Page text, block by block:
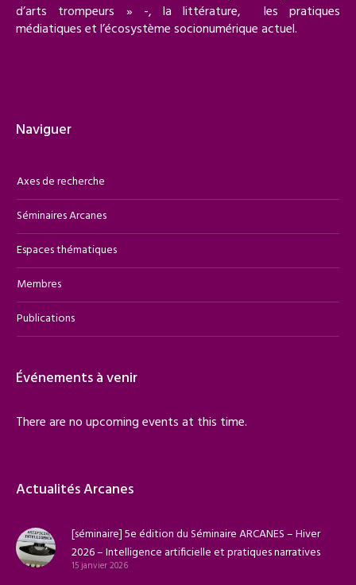
d’arts trompeurs » -, la littérature, les pratiques
médiatiques et l’écosystème socionumérique actuel.
Naviguer
Axes de recherche
Séminaires Arcanes
Espaces thématiques
Membres
Publications
Événements à venir
There are no upcoming events at this time.
Actualités Arcanes
[séminaire] 5e édition du Séminaire ARCANES – Hiver
2026 – Intelligence artificielle et pratiques narratives
15 janvier 2026